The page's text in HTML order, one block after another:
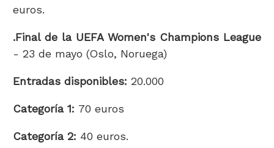
euros.
.Final de la UEFA Women's Champions League
- 23 de mayo (Oslo, Noruega)
Entradas disponibles: 20.000
Categoría 1: 70 euros
Categoría 2: 40 euros.